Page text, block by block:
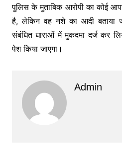
पुलिस के मुताबिक आरोपी का कोई
है, लेकिन वह नशे का आदी बताया
संबंधित धाराओं में मुकदमा दर्ज कर
पेश किया जाएगा।
Admin